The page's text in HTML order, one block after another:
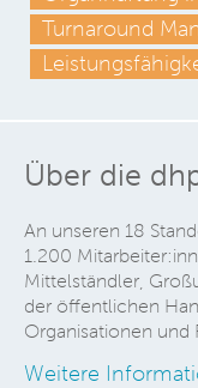
Turnaround
Über die
An unseren 18
1.200
Mittelständler,
der öffentlichen
Organisationen und
Weitere